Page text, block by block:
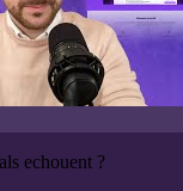
echouent ?